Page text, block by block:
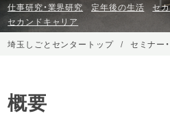
仕事研究・業界研究
定年後の生活
セ
セカンドキャリア
埼玉しごとセンタートップ
セミナー
概要